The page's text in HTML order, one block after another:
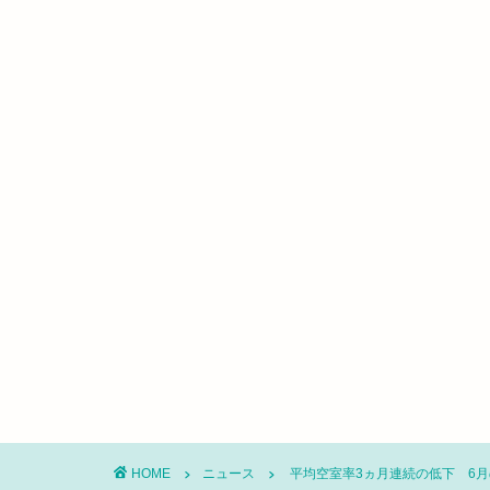
HOME ニュース 平均空室率3ヵ月連続の低下 6月